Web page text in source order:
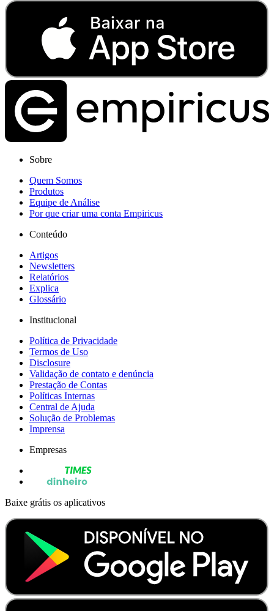
Sobre
Quem Somos
Produtos
Equipe de Análise
Por que criar uma conta Empiricus
Conteúdo
Artigos
Newsletters
Relatórios
Explica
Glossário
Institucional
Política de Privacidade
Termos de Uso
Disclosure
Validação de contato e denúncia
Prestação de Contas
Políticas Internas
Central de Ajuda
Solução de Problemas
Imprensa
Empresas
Baixe grátis os aplicativos